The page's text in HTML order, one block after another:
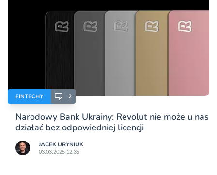
FINTECHY 2
Narodowy Bank Ukrainy: Revolut nie może u nas
działać bez odpowiedniej licencji
JACEK URYNIUK
03.03.2025 12:35